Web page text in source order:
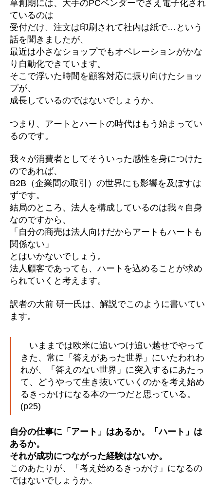
草創期には、大手のPCベンダーでさえ電子化され
ているのは
受付だけ、注文は印刷されて社内は紙で…という
話を聞きましたが、
最近は小さなショップでもオペレーションがかな
り自動化できています。
そこで浮いた時間を顧客対応に振り向けたショッ
プが、
成長しているのではないでしょうか。
つまり、アートとハートの時代はもう始まってい
るのです。
我々が消費者としてそういった感性を身につけた
のであれば、
B2B（企業間の取引）の世界にも影響を及ぼすは
ずです。
結局のところ、法人を構成しているのは我々自身
なのですから、
「自分の商売は法人向けだからアートもハートも
関係ない」
とはいかないでしょう。
法人顧客であっても、ハートを込めることが求め
られていくと考えます。
訳者の大前 研一氏は、解説でこのように書いてい
ます。
いままでは欧米に追いつけ追い越せでやって
きた、常に「答えがあった世界」にいたわれわ
れが、「答えのない世界」に突入するにあたっ
て、どうやって生き抜いていくのかを考え始め
るきっかけになる本の一つだと思っている。
(p25)
自分の仕事に「アート」はあるか。「ハート」は
あるか。
それが成功につながった経験はないか。
このあたりが、「考え始めるきっかけ」になるの
ではないでしょうか。